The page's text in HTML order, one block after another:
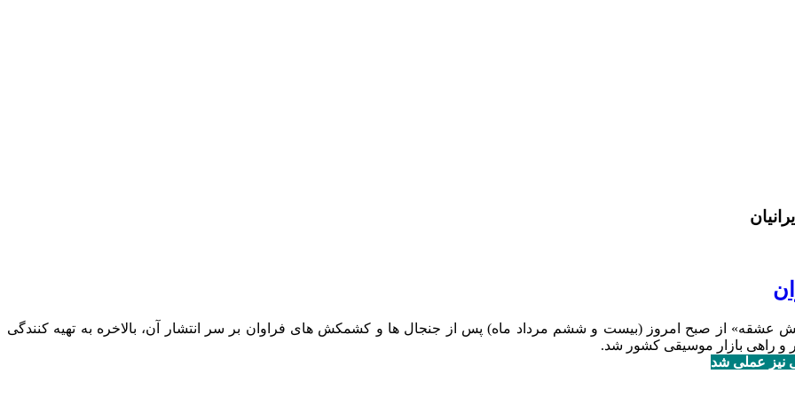
عشقه» از صبح امروز (بیست و ششم مرداد ماه) پس از جنجال ها و کشمکش های فراوان بر سر انتشار آن، بالاخره به تهیه کنندگی
و راهی بازار موسیقی کشور شد.
نیز عملی شد